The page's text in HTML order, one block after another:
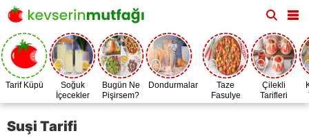
Tarif Küpü
Soğuk
İçecekler
Bugün Ne
Pişirsem?
Dondurmalar
Taze
Fasulye
Zamanı
Çilekli
Tarifleri
Suşi Tarifi